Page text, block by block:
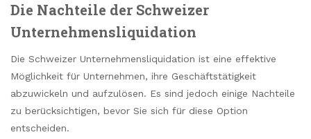
Die Nachteile der Schweizer
Unternehmensliquidation
Die Schweizer Unternehmensliquidation ist eine effektive
Möglichkeit für Unternehmen, ihre Geschäftstätigkeit
abzuwickeln und aufzulösen. Es sind jedoch einige Nachteile
zu berücksichtigen, bevor Sie sich für diese Option
entscheiden.